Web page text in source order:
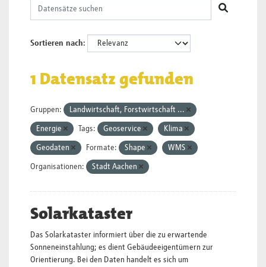
Sortieren nach
1 Datensatz gefunden
Gruppen: Landwirtschaft, Forstwirtschaft ...
Energie Tags: Geoservice Klima
Geodaten Formate: Shape WMS
Organisationen: Stadt Aachen
Solarkataster
Das Solarkataster informiert über die zu erwartende
Sonneneinstahlung; es dient Gebäudeeigentümern zur
Orientierung. Bei den Daten handelt es sich um